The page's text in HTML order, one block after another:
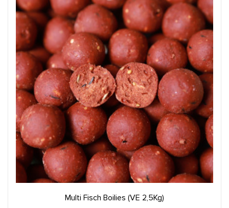
IN DEN WARENKORB
Multi Fisch Boilies (VE 2,5Kg)